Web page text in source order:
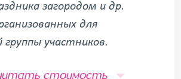
загородом и др.
для
группы участников.
стоимость